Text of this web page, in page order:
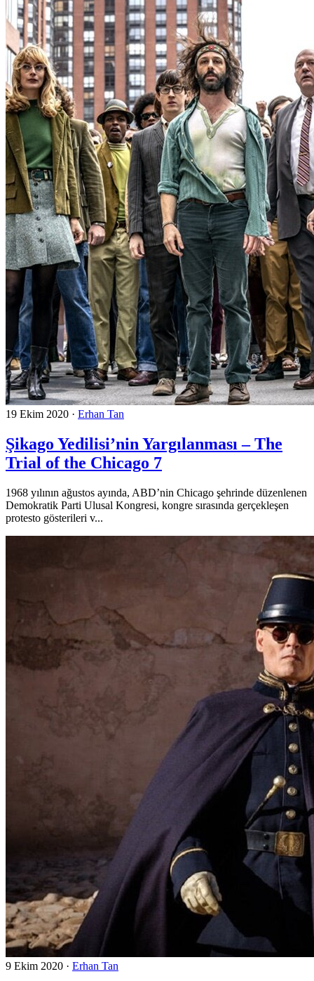
19 Ekim 2020 · Erhan Tan
Şikago Yedilisi’nin Yargılanması – The
Trial of the Chicago 7
1968 yılının ağustos ayında, ABD’nin Chicago şehrinde düzenlenen
Demokratik Parti Ulusal Kongresi, kongre sırasında gerçekleşen
protesto gösterileri v...
9 Ekim 2020 · Erhan Tan